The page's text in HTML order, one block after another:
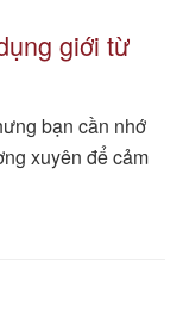
giới từ
bạn cần nhớ
xuyên để cảm